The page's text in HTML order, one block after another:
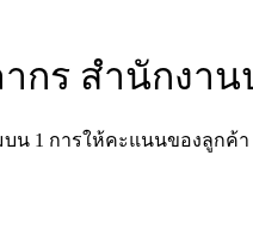
กร สำนักงาน
บน 1 การให้คะแนนของลูกค้า